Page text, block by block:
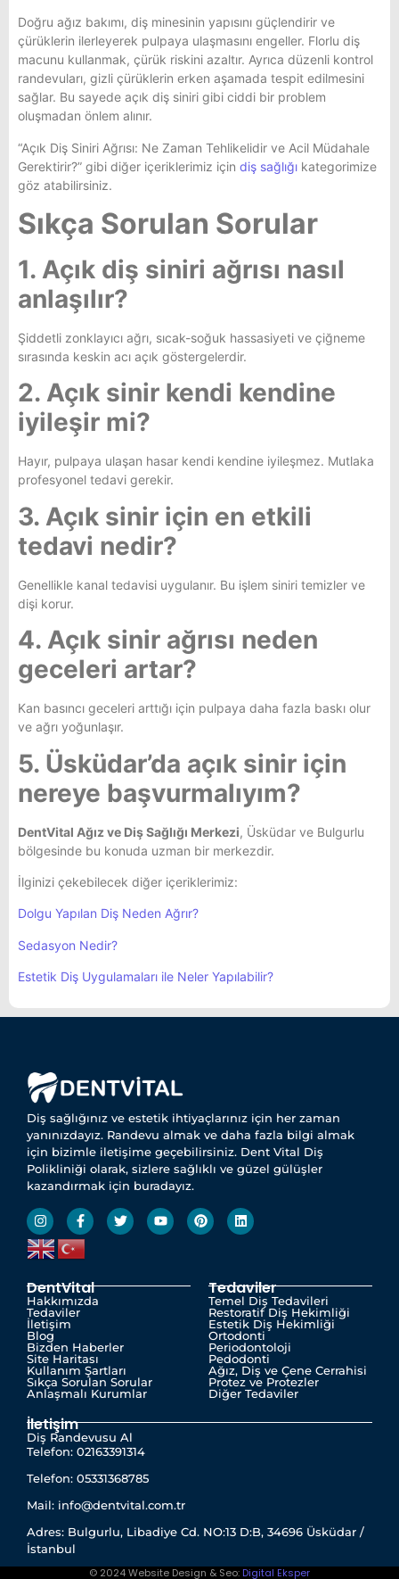
Doğru ağız bakımı, diş minesinin yapısını güçlendirir ve
çürüklerin ilerleyerek pulpaya ulaşmasını engeller. Florlu diş
macunu kullanmak, çürük riskini azaltır. Ayrıca düzenli kontrol
randevuları, gizli çürüklerin erken aşamada tespit edilmesini
sağlar. Bu sayede açık diş siniri gibi ciddi bir problem
oluşmadan önlem alınır.
“Açık Diş Siniri Ağrısı: Ne Zaman Tehlikelidir ve Acil Müdahale
Gerektirir?” gibi diğer içeriklerimiz için diş sağlığı kategorimize
göz atabilirsiniz.
Sıkça Sorulan Sorular
1. Açık diş siniri ağrısı nasıl
anlaşılır?
Şiddetli zonklayıcı ağrı, sıcak-soğuk hassasiyeti ve çiğneme
sırasında keskin acı açık göstergelerdir.
2. Açık sinir kendi kendine
iyileşir mi?
Hayır, pulpaya ulaşan hasar kendi kendine iyileşmez. Mutlaka
profesyonel tedavi gerekir.
3. Açık sinir için en etkili
tedavi nedir?
Genellikle kanal tedavisi uygulanır. Bu işlem siniri temizler ve
dişi korur.
4. Açık sinir ağrısı neden
geceleri artar?
Kan basıncı geceleri arttığı için pulpaya daha fazla baskı olur
ve ağrı yoğunlaşır.
5. Üsküdar’da açık sinir için
nereye başvurmalıyım?
DentVital Ağız ve Diş Sağlığı Merkezi, Üsküdar ve Bulgurlu
bölgesinde bu konuda uzman bir merkezdir.
İlginizi çekebilecek diğer içeriklerimiz:
Dolgu Yapılan Diş Neden Ağrır?
Sedasyon Nedir?
Estetik Diş Uygulamaları ile Neler Yapılabilir?
Diş sağlığınız ve estetik ihtiyaçlarınız için her zaman
yanınızdayız. Randevu almak ve daha fazla bilgi almak
için bizimle iletişime geçebilirsiniz. Dent Vital Diş
Polikliniği olarak, sizlere sağlıklı ve güzel gülüşler
kazandırmak için buradayız.
DentVital
Hakkımızda
Tedaviler
İletişim
Blog
Bizden Haberler
Site Haritası
Kullanım Şartları
Sıkça Sorulan Sorular
Anlaşmalı Kurumlar
Tedaviler
Temel Diş Tedavileri
Restoratif Diş Hekimliği
Estetik Diş Hekimliği
Ortodonti
Periodontoloji
Pedodonti
Ağız, Diş ve Çene Cerrahisi
Protez ve Protezler
Diğer Tedaviler
İletişim
Diş Randevusu Al
Telefon: 02163391314
Telefon: 05331368785
Mail: info@dentvital.com.tr
Adres: Bulgurlu, Libadiye Cd. NO:13 D:B, 34696 Üsküdar /
İstanbul
© 2024 Website Design & Seo: Digital Eksper